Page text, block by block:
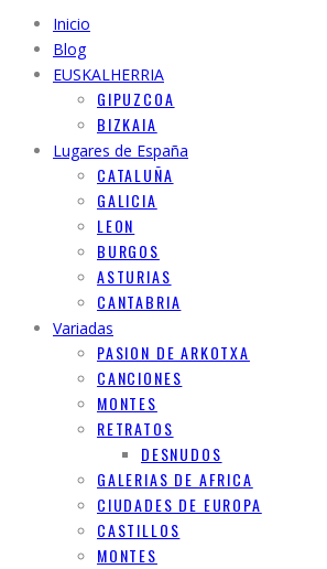
Inicio
Blog
EUSKALHERRIA
GIPUZCOA
BIZKAIA
Lugares de España
CATALUÑA
GALICIA
LEON
BURGOS
ASTURIAS
CANTABRIA
Variadas
PASION DE ARKOTXA
CANCIONES
MONTES
RETRATOS
DESNUDOS
GALERIAS DE AFRICA
CIUDADES DE EUROPA
CASTILLOS
MONTES